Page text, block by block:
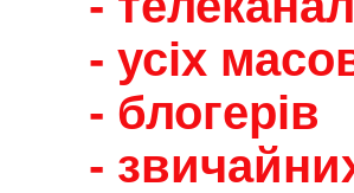
- усіх
- блогерів
-